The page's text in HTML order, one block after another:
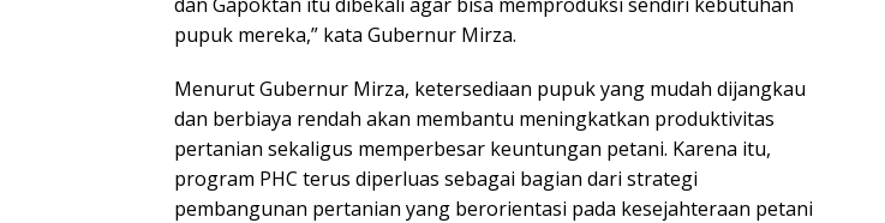
pupuk mereka,” kata Gubernur Mirza.
Menurut Gubernur Mirza, ketersediaan pupuk yang mudah dijangkau
dan berbiaya rendah akan membantu meningkatkan produktivitas
pertanian sekaligus memperbesar keuntungan petani. Karena itu,
program PHC terus diperluas sebagai bagian dari strategi
pembangunan pertanian yang berorientasi pada kesejahteraan petani